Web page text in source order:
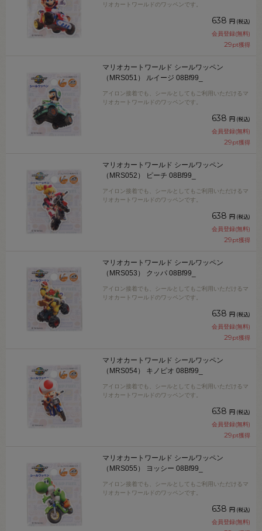
リオカートワールドのワッペンです。
638 円 (税込)
会員登録(無料)
29pt獲得
マリオカートワールド シールワッペン
（MRS051） ルイージ 08Bf99_
アイロン接着でも、シールとしてもご利用いただけるマ
リオカートワールドのワッペンです。
638 円 (税込)
会員登録(無料)
29pt獲得
マリオカートワールド シールワッペン
（MRS052） ピーチ 08Bf99_
アイロン接着でも、シールとしてもご利用いただけるマ
リオカートワールドのワッペンです。
638 円 (税込)
会員登録(無料)
29pt獲得
マリオカートワールド シールワッペン
（MRS053） クッパ 08Bf99_
アイロン接着でも、シールとしてもご利用いただけるマ
リオカートワールドのワッペンです。
638 円 (税込)
会員登録(無料)
29pt獲得
マリオカートワールド シールワッペン
（MRS054） キノピオ 08Bf99_
アイロン接着でも、シールとしてもご利用いただけるマ
リオカートワールドのワッペンです。
638 円 (税込)
会員登録(無料)
29pt獲得
マリオカートワールド シールワッペン
（MRS055） ヨッシー 08Bf99_
アイロン接着でも、シールとしてもご利用いただけるマ
リオカートワールドのワッペンです。
638 円 (税込)
会員登録(無料)